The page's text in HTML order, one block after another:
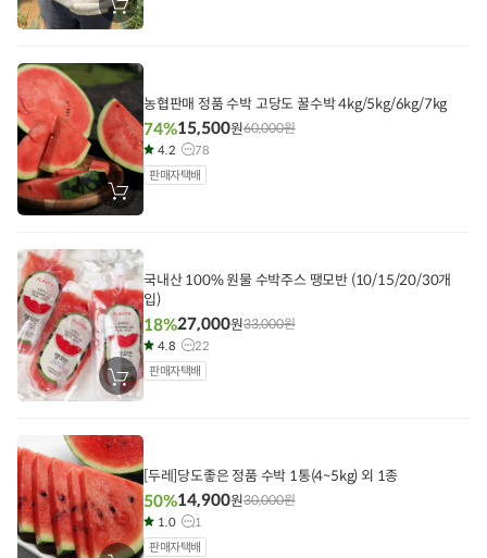
장
바
에
담
기
장
바
에
담
기
농협판매 정품 수박 고당도 꿀수박 4kg/5kg/6kg/7kg
74%15,500원60,000원
4.2
78
판매자택배
장
바
에
담
기
국내산 100% 원물 수박주스 땡모반 (10/15/20/30개
입)
18%27,000원33,000원
4.8
22
판매자택배
[두레]당도좋은 정품 수박 1통(4~5kg) 외 1종
50%14,900원30,000원
1.0
1
판매자택배